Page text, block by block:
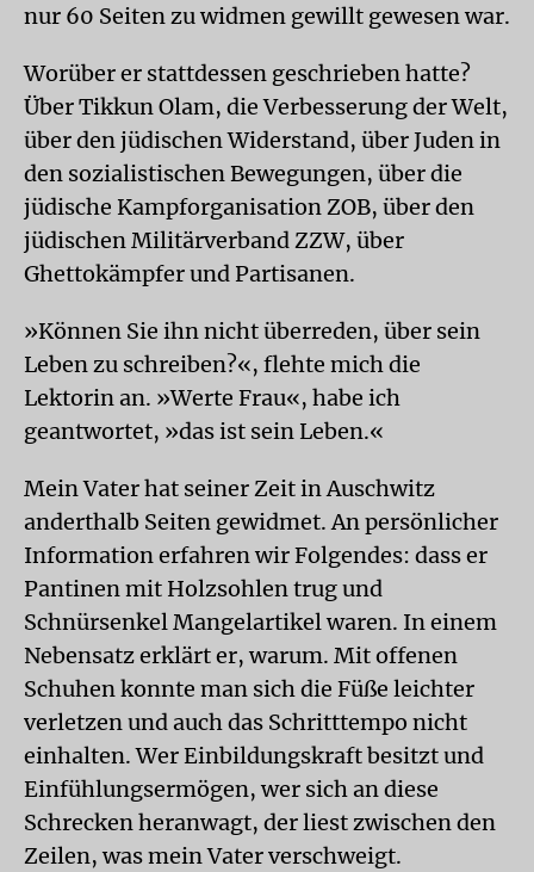
nur 60 Seiten zu widmen gewillt gewesen war.
Worüber er stattdessen geschrieben hatte?
Über Tikkun Olam, die Verbesserung der Welt,
über den jüdischen Widerstand, über Juden in
den sozialistischen Bewegungen, über die
jüdische Kampforganisation ZOB, über den
jüdischen Militärverband ZZW, über
Ghettokämpfer und Partisanen.
»Können Sie ihn nicht überreden, über sein
Leben zu schreiben?«, flehte mich die
Lektorin an. »Werte Frau«, habe ich
geantwortet, »das ist sein Leben.«
Mein Vater hat seiner Zeit in Auschwitz
anderthalb Seiten gewidmet. An persönlicher
Information erfahren wir Folgendes: dass er
Pantinen mit Holzsohlen trug und
Schnürsenkel Mangelartikel waren. In einem
Nebensatz erklärt er, warum. Mit offenen
Schuhen konnte man sich die Füße leichter
verletzen und auch das Schritttempo nicht
einhalten. Wer Einbildungskraft besitzt und
Einfühlungsermögen, wer sich an diese
Schrecken heranwagt, der liest zwischen den
Zeilen, was mein Vater verschweigt.